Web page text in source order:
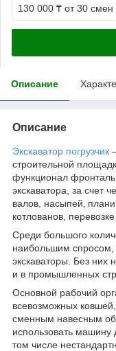
130 000 ₸ от 30 смен
Описание
Описание
Экскаватор погрузчик
строительной
функционал
экскаватора, за счет
валов, насыпей‚
котлованов, перевозке
Среди большого
наибольшим спросом,
экскаваторы. Без них
и в промышленных
Основной рабочий
всевозможных
сменным навесным
использовать машину
том числе